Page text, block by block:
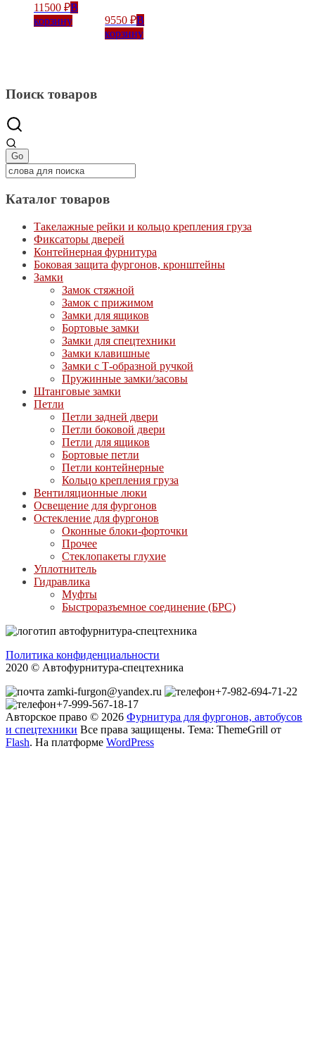
11500 ₽В
корзину
9550₽В
корзину
Поиск товаров
Каталог товаров
Такелажные рейки и кольцо крепления груза
Фиксаторы дверей
Контейнерная фурнитура
Боковая защита фургонов, кронштейны
Замки
Замок стяжной
Замок с прижимом
Замки для ящиков
Бортовые замки
Замки для спецтехники
Замки клавишные
Замки с Т-образной ручкой
Пружинные замки/засовы
Штанговые замки
Петли
Петли задней двери
Петли боковой двери
Петли для ящиков
Бортовые петли
Петли контейнерные
Кольцо крепления груза
Вентиляционные люки
Освещение для фургонов
Остекление для фургонов
Оконные блоки-форточки
Прочее
Стеклопакеты глухие
Уплотнитель
Гидравлика
Муфты
Быстроразъемное соединение (БРС)
Политика конфиденциальности
2020 © Автофурнитура-спецтехника
zamki-furgon@yandex.ru
+7-982-694-71-22
+7-999-567-18-17
Авторское право © 2026 Фурнитура для фургонов, автобусов
и спецтехники Все права защищены. Тема: ThemeGrill от
Flash. На платформе WordPress